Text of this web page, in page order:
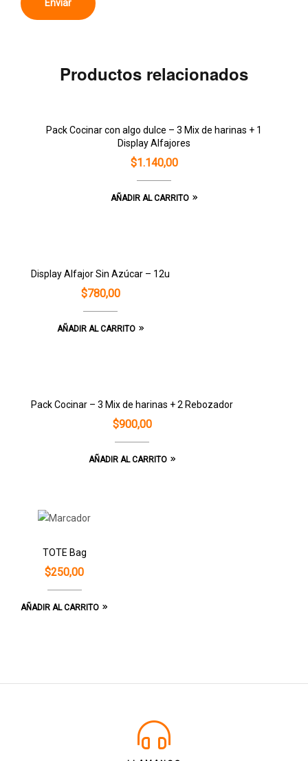
Productos relacionados
Pack Cocinar con algo dulce – 3 Mix de harinas + 1
Display Alfajores
$1.140,00
AÑADIR AL CARRITO
Display Alfajor Sin Azúcar – 12u
$780,00
AÑADIR AL CARRITO
Pack Cocinar – 3 Mix de harinas + 2 Rebozador
$900,00
AÑADIR AL CARRITO
TOTE Bag
$250,00
AÑADIR AL CARRITO